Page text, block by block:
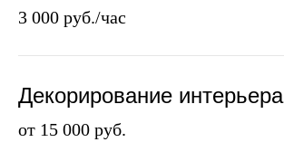
3 000 руб./час
Декорирование интерьера
от 15 000 руб.